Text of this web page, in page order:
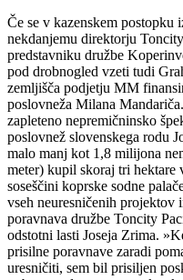
Če se v kazenskem
nekdanjemu direktorju
predstavniku družbe
pod drobnogled vzeti tudi
zemljišča podjetju MM
poslovneža Milana
zapleteno nepremičninsko
poslovnež slovenskega rodu
malo manj kot 1,8 milijona
meter) kupil skoraj tri hektare
soseščini koprske sodne
vseh neuresničenih projektov
poravnava družbe Toncity
odstotni lasti Joseja Zrima.
prisilne poravnave zaradi
uresničiti, sem bil prisiljen